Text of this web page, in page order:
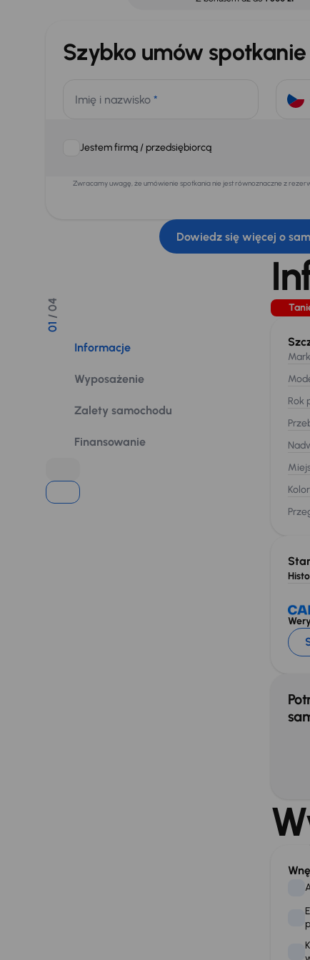
Szybko umów spotkanie
Imię i nazwisko *
Jestem firmą / przedsiębiorcą
Zwracamy uwagę, że umówienie spotkania nie jest równoznaczne z
Dowiedz się więcej o
01
/ 04
Informacje
Wyposażenie
Zalety samochodu
Finansowanie
Rok
Kolor